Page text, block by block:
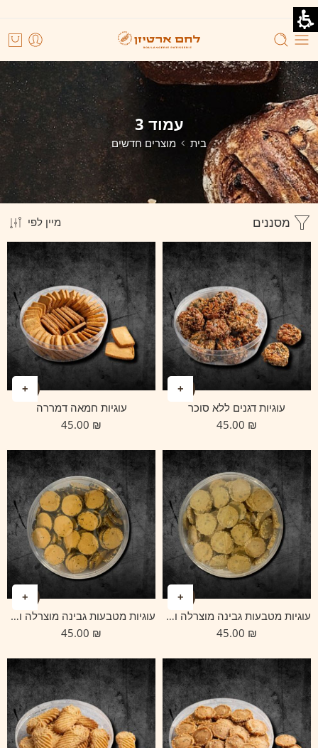
עמוד 3
בית מוצרים חדשים
מסננים מיין לפי
עוגיות דגנים ללא סוכר
₪
עוגיות חמאה דמררה
₪
עוגיות מטבעות גבינה מוצרלה ופסטו
₪
עוגיות מטבעות גבינה מוצרלה ופפריקה
₪